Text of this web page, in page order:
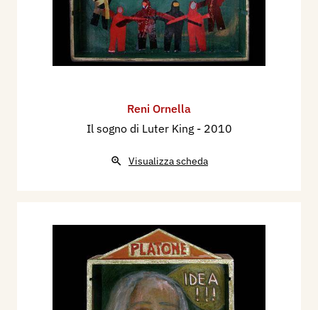
Reni Ornella
Il sogno di Luter King - 2010
Visualizza scheda